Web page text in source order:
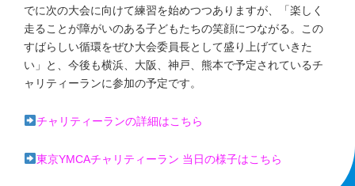
でに次の大会に向けて練習を始めつつありますが、「楽しく
走ることが障がいのある子どもたちの笑顔につながる。この
すばらしい循環をぜひ大会委員長として盛り上げていきた
い」と、今後も横浜、大阪、神戸、熊本で予定されているチ
ャリティーランに参加の予定です。
チャリティーランの詳細はこちら
東京YMCAチャリティーラン 当日の様子はこちら